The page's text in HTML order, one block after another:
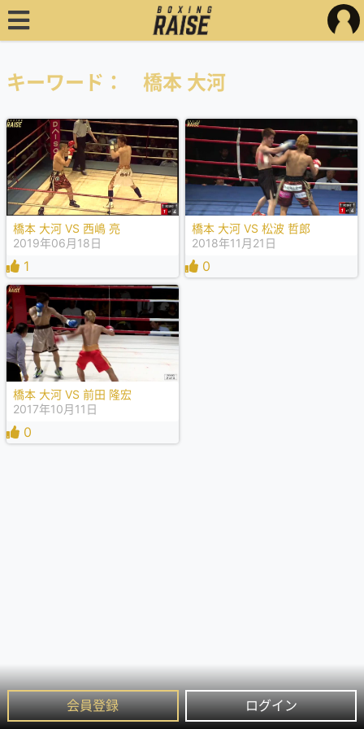
会員登録 ログイン
キーワード： 橋本 大河
橋本 大河 VS 西嶋 亮
2019年06月18日
1
橋本 大河 VS 松波 哲郎
2018年11月21日
0
橋本 大河 VS 前田 隆宏
2017年10月11日
0